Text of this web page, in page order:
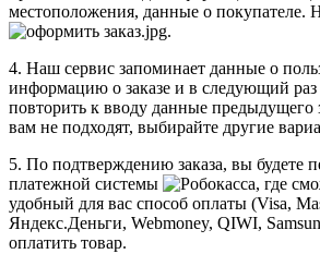
местоположения, данные о покупателе.
.
4. Наш сервис запоминает данные о
информацию о заказе и в следующий
повторить к вводу данные предыдущего
вам не подходят, выбирайте другие
5. По подтверждению заказа, вы будете
платежной системы
, где
удобный для вас способ оплаты (Visa,
Яндекс.Деньги, Webmoney, QIWI,
оплатить товар.